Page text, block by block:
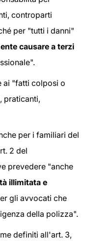
controparti
per "tutti i danni"
causare a terzi
ai "fatti colposi o
praticanti,
per i familiari del
2 del
prevedere "anche
illimitata e
gli avvocati che
della polizza".
definiti all'art. 3,